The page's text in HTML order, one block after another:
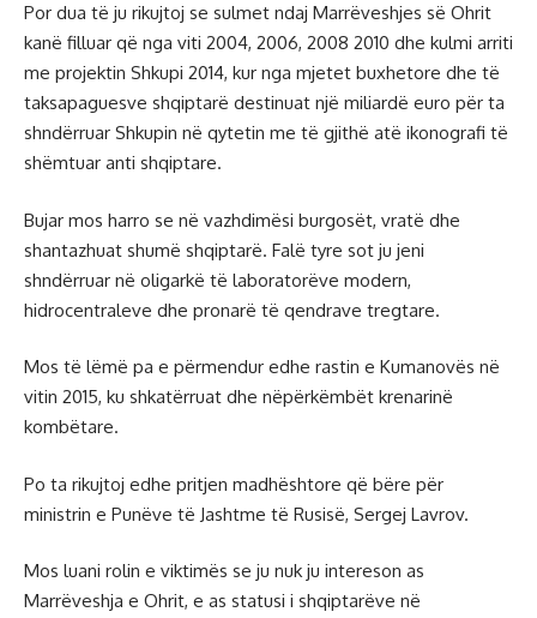
Por dua të ju rikujtoj se sulmet ndaj Marrëveshjes së Ohrit
kanë filluar që nga viti 2004, 2006, 2008 2010 dhe kulmi arriti
me projektin Shkupi 2014, kur nga mjetet buxhetore dhe të
taksapaguesve shqiptarë destinuat një miliardë euro për ta
shndërruar Shkupin në qytetin me të gjithë atë ikonografi të
shëmtuar anti shqiptare.
Bujar mos harro se në vazhdimësi burgosët, vratë dhe
shantazhuat shumë shqiptarë. Falë tyre sot ju jeni
shndërruar në oligarkë të laboratorëve modern,
hidrocentraleve dhe pronarë të qendrave tregtare.
Mos të lëmë pa e përmendur edhe rastin e Kumanovës në
vitin 2015, ku shkatërruat dhe nëpërkëmbët krenarinë
kombëtare.
Po ta rikujtoj edhe pritjen madhështore që bëre për
ministrin e Punëve të Jashtme të Rusisë, Sergej Lavrov.
Mos luani rolin e viktimës se ju nuk ju intereson as
Marrëveshja e Ohrit, e as statusi i shqiptarëve në